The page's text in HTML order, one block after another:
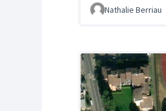
Nathalie Berriau